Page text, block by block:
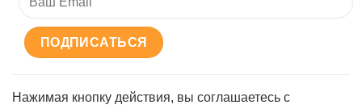
Нажимая кнопку действия, вы соглашаетесь с